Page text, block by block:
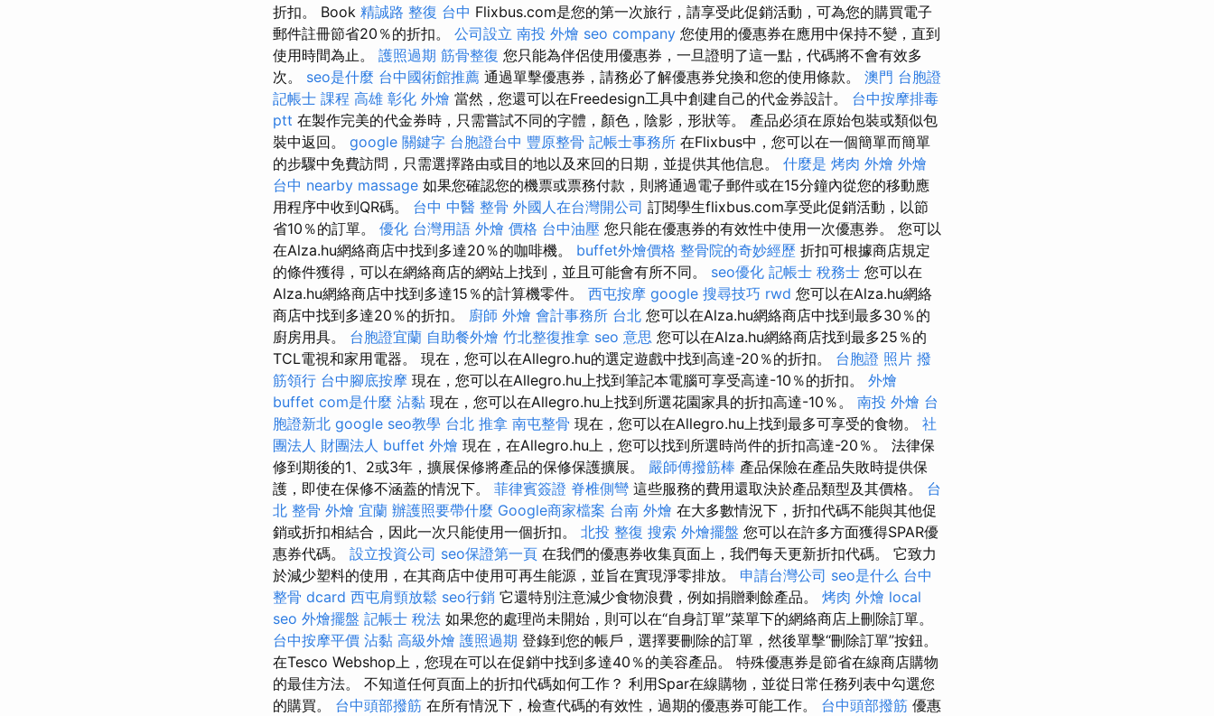
折扣。 Book 精誠路 整復 台中 Flixbus.com是您的第一次旅行，請享受此促銷活動，可為您的購買電子
郵件註冊節省20％的折扣。 公司設立 南投 外燴 seo company 您使用的優惠券在應用中保持不變，直到
使用時間為止。 護照過期 筋骨整復 您只能為伴侶使用優惠券，一旦證明了這一點，代碼將不會有效多
次。 seo是什麼 台中國術館推薦 通過單擊優惠券，請務必了解優惠券兌換和您的使用條款。 澳門 台胞證
記帳士 課程 高雄 彰化 外燴 當然，您還可以在Freedesign工具中創建自己的代金券設計。 台中按摩排毒
ptt 在製作完美的代金券時，只需嘗試不同的字體，顏色，陰影，形狀等。 產品必須在原始包裝或類似包
裝中返回。 google 關鍵字 台胞證台中 豐原整骨 記帳士事務所 在Flixbus中，您可以在一個簡單而簡單
的步驟中免費訪問，只需選擇路由或目的地以及來回的日期，並提供其他信息。 什麼是 烤肉 外燴 外燴
台中 nearby massage 如果您確認您的機票或票務付款，則將通過電子郵件或在15分鐘內從您的移動應
用程序中收到QR碼。 台中 中醫 整骨 外國人在台灣開公司 訂閱學生flixbus.com享受此促銷活動，以節
省10％的訂單。 優化 台灣用語 外燴 價格 台中油壓 您只能在優惠券的有效性中使用一次優惠券。 您可以
在Alza.hu網絡商店中找到多達20％的咖啡機。 buffet外燴價格 整骨院的奇妙經歷 折扣可根據商店規定
的條件獲得，可以在網絡商店的網站上找到，並且可能會有所不同。 seo優化 記帳士 稅務士 您可以在
Alza.hu網絡商店中找到多達15％的計算機零件。 西屯按摩 google 搜尋技巧 rwd 您可以在Alza.hu網絡
商店中找到多達20％的折扣。 廚師 外燴 會計事務所 台北 您可以在Alza.hu網絡商店中找到最多30％的
廚房用具。 台胞證宜蘭 自助餐外燴 竹北整復推拿 seo 意思 您可以在Alza.hu網絡商店找到最多25％的
TCL電視和家用電器。 現在，您可以在Allegro.hu的選定遊戲中找到高達-20％的折扣。 台胞證 照片 撥
筋領行 台中腳底按摩 現在，您可以在Allegro.hu上找到筆記本電腦可享受高達-10％的折扣。 外燴
buffet com是什麼 沾黏 現在，您可以在Allegro.hu上找到所選花園家具的折扣高達-10％。 南投 外燴 台
胞證新北 google seo教學 台北 推拿 南屯整骨 現在，您可以在Allegro.hu上找到最多可享受的食物。 社
團法人 財團法人 buffet 外燴 現在，在Allegro.hu上，您可以找到所選時尚件的折扣高達-20％。 法律保
修到期後的1、2或3年，擴展保修將產品的保修保護擴展。 嚴師傅撥筋棒 產品保險在產品失敗時提供保
護，即使在保修不涵蓋的情況下。 菲律賓簽證 脊椎側彎 這些服務的費用還取決於產品類型及其價格。 台
北 整骨 外燴 宜蘭 辦護照要帶什麼 Google商家檔案 台南 外燴 在大多數情況下，折扣代碼不能與其他促
銷或折扣相結合，因此一次只能使用一個折扣。 北投 整復 搜索 外燴擺盤 您可以在許多方面獲得SPAR優
惠券代碼。 設立投資公司 seo保證第一頁 在我們的優惠券收集頁面上，我們每天更新折扣代碼。 它致力
於減少塑料的使用，在其商店中使用可再生能源，並旨在實現淨零排放。 申請台灣公司 seo是什么 台中
整骨 dcard 西屯肩頸放鬆 seo行銷 它還特別注意減少食物浪費，例如捐贈剩餘產品。 烤肉 外燴 local
seo 外燴擺盤 記帳士 稅法 如果您的處理尚未開始，則可以在“自身訂單”菜單下的網絡商店上刪除訂單。
台中按摩平價 沾黏 高級外燴 護照過期 登錄到您的帳戶，選擇要刪除的訂單，然後單擊“刪除訂單”按鈕。
在Tesco Webshop上，您現在可以在促銷中找到多達40％的美容產品。 特殊優惠券是節省在線商店購物
的最佳方法。 不知道任何頁面上的折扣代碼如何工作？ 利用Spar在線購物，並從日常任務列表中勾選您
的購買。 台中頭部撥筋 在所有情況下，檢查代碼的有效性，過期的優惠券可能工作。 台中頭部撥筋 優惠